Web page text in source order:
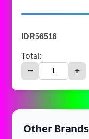
IDR56516
Total:
− +
Other Brands